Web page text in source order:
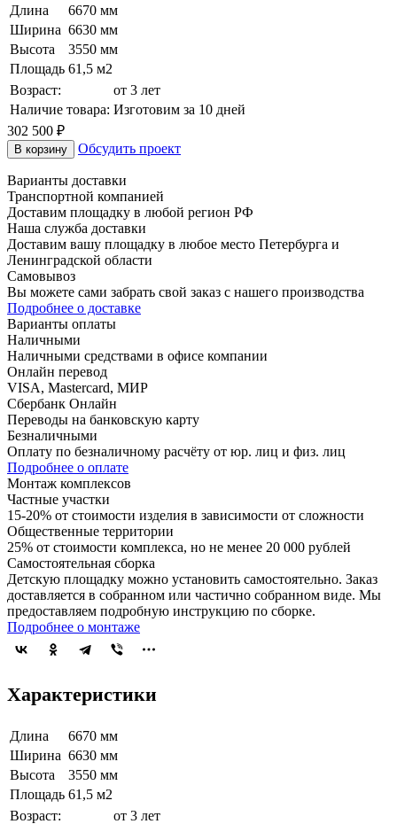
Длина
6670 мм
Ширина 6630 мм
Высота
3550 мм
Площадь 61,5 м2
Возраст:
от 3 лет
Наличие товара: Изготовим за 10 дней
302 500 ₽
В корзину Обсудить проект
Варианты доставки
Транспортной компанией
Доставим площадку в любой регион РФ
Наша служба доставки
Доставим вашу площадку в любое место Петербурга и
Ленинградской области
Самовывоз
Вы можете сами забрать свой заказ с нашего производства
Подробнее о доставке
Варианты оплаты
Наличными
Наличными средствами в офисе компании
Онлайн перевод
VISA, Mastercard, МИР
Сбербанк Онлайн
Переводы на банковскую карту
Безналичными
Оплату по безналичному расчёту от юр. лиц и физ. лиц
Подробнее о оплате
Монтаж комплексов
Частные участки
15-20% от стоимости изделия в зависимости от сложности
Общественные территории
25% от стоимости комплекса, но не менее 20 000 рублей
Самостоятельная сборка
Детскую площадку можно установить самостоятельно. Заказ
доставляется в собранном или частично собранном виде. Мы
предоставляем подробную инструкцию по сборке.
Подробнее о монтаже
Характеристики
Длина
6670 мм
Ширина 6630 мм
Высота
3550 мм
Площадь 61,5 м2
Возраст:
от 3 лет